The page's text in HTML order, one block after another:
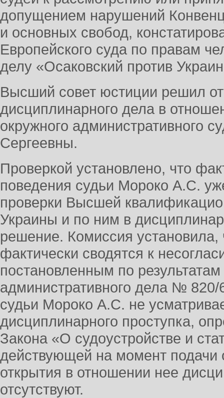
допущением нарушений
и основных свобод,
Европейского суда по правам
делу «Осаковский против
Высший совет юстиции решил
дисциплинарного дела в
окружного административного
Сергеевны.
Проверкой установлено, что
поведения судьи Мороко А.С.
проверки Высшей
Украины и по ним в
решение. Комиссия
фактически сводятся к
постановленным по
административного дела № 820/
судьи Мороко А.С. не
дисциплинарного проступка,
Закона «О судоустройстве и
действующей на момент
открытия в отношении нее
отсутствуют.